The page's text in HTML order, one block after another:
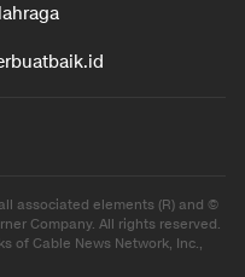
associated elements (R) and ©
Company. All rights reserved.
of Cable News Network, Inc.,